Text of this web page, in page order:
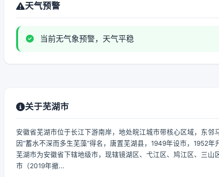
天气预警
当前无气象预警，天气平稳
关于芜湖市
安徽省芜湖市位于长江下游南岸，地处皖江城市带核心区域，东
因“蓄水不深而多生芜藻”得名，唐置芜湖县，1949年设市，1952年
芜湖市为安徽省下辖地级市，现辖镜湖区、弋江区、鸠江区、三
市（2019年撤...